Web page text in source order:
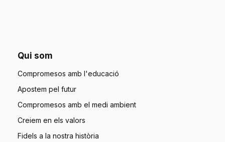
Qui som
Compromesos amb l'educació
Apostem pel futur
Compromesos amb el medi ambient
Creiem en els valors
Fidels a la nostra història